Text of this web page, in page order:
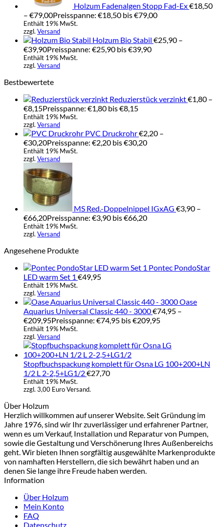
Holzum Fadenalgen Stopp Fad-Ex€18,50
– €79,00Preisspanne: €18,50 bis €79,00
Enthält 19% MwSt.
zzgl. Versand
Holzum Bio Stabil €25,90 –
€39,90Preisspanne: €25,90 bis €39,90
Enthält 19% MwSt.
zzgl. Versand
Bestbewertete
Reduzierstück verzinkt€1,80 –
€8,15Preisspanne: €1,80 bis €8,15
Enthält 19% MwSt.
zzgl. Versand
PVC Druckrohr€2,20 –
€30,20Preisspanne: €2,20 bis €30,20
Enthält 19% MwSt.
zzgl. Versand
MS Red.-Doppelnippel IGxAG €3,90 –
€66,20Preisspanne: €3,90 bis €66,20
Enthält 19% MwSt.
zzgl. Versand
Angesehene Produkte
Pontec PondoStar
LED warm Set 1 €49,95
Enthält 19% MwSt.
zzgl. Versand
Oase
Aquarius Universal Classic 440 - 3000€74,95 –
€209,95Preisspanne: €74,95 bis €209,95
Enthält 19% MwSt.
zzgl. Versand
Stopfbuchspackung komplett für Osna LG 100+200+LN
1/2 L 2-2,5+LG1/2€27,70
Enthält 19% MwSt.
zzgl. 3,00 Euro Versand.
Über Holzum
Herzlich willkommen auf unserer Website. Seit Gründung im
Jahre 1976, sind wir Ihr zuverlässiger und erfahrener Partner,
wenn es um Verkauf, Installation und Reparatur von Pumpen,
sowie die Gestaltung und Verschönerung Ihres Außenbereichs
geht. Wir bieten Ihnen sorgfältig ausgewählte Markenprodukte
von namhaften Herstellern, die sich bewährt haben und an
denen Sie lange ihre Freude haben werden.
Information
Über Holzum
Mein Konto
FAQ
Datenschutz